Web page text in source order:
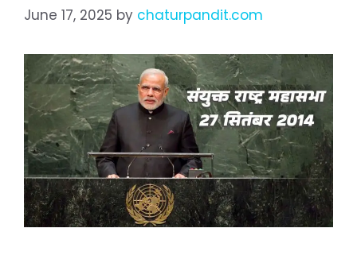
June 17, 2025 by chaturpandit.com